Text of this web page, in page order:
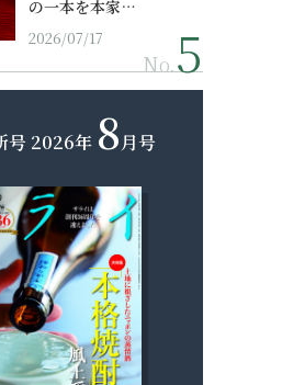
の一本を本家…
2026/07/17
No.
号 2026年 8月号